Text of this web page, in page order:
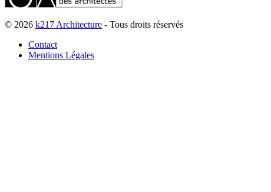
© 2026 k217 Architecture - Tous droits réservés
Contact
Mentions Légales